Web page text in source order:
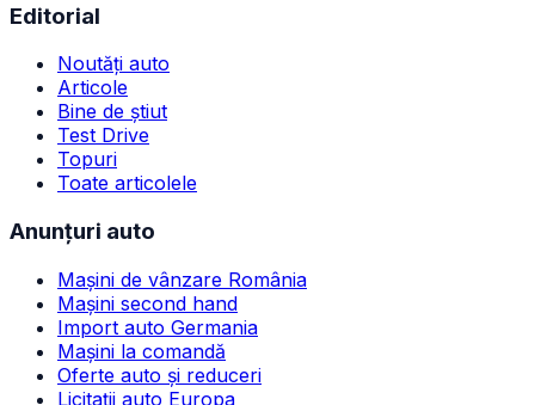
Editorial
Noutăți auto
Articole
Bine de știut
Test Drive
Topuri
Toate articolele
Anunțuri auto
Mașini de vânzare România
Mașini second hand
Import auto Germania
Mașini la comandă
Oferte auto și reduceri
Licitații auto Europa